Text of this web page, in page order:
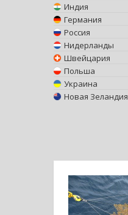
Индия
Германия
Россия
Нидерланды
Швейцария
Польша
Украина
Новая Зеландия